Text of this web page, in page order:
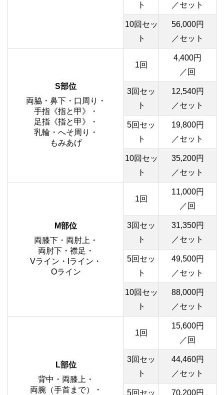
ト
／セット
10回セッ
ト
56,000円
／セット
S部位
両脇・鼻下・口周り・
手指《指と甲》・
足指《指と甲》・
乳輪・へそ周り・
もみあげ
1回
4,400円
／回
3回セッ
ト
12,540円
／セット
5回セッ
ト
19,800円
／セット
10回セッ
ト
35,200円
／セット
M部位
両膝下・両肘上・
両肘下・襟足・
Vライン・Iライン・
Oライン
1回
11,000円
／回
3回セッ
ト
31,350円
／セット
5回セッ
ト
49,500円
／セット
10回セッ
ト
88,000円
／セット
L部位
背中・両膝上・
両腕（手首まで）・
1回
15,600円
／回
3回セッ
ト
44,460円
／セット
5回セッ
70,200円